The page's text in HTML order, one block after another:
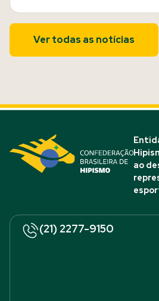
Ver todas as notícias
ao
(21) 2277-9150